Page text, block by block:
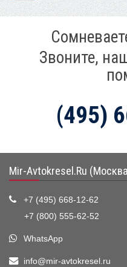
Звоните,
(495)
Mir-Avtokresel.Ru
+7 (495) 668-12-62
+7 (800) 555-62-52
WhatsApp
info@mir-avtokresel.ru